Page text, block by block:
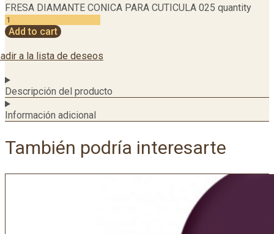
FRESA DIAMANTE CONICA PARA CUTICULA 025 quantity
Add to cart
a la lista de deseos
Descripción del producto
Información adicional
También podría interesarte